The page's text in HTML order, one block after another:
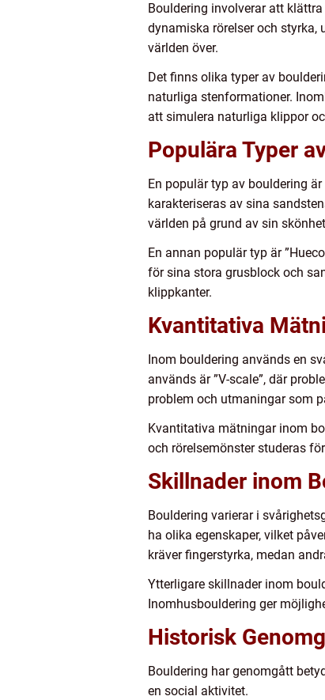
Bouldering involverar att
dynamiska rörelser och styrka,
världen över.
Det finns olika typer av
naturliga stenformationer.
att simulera naturliga klippor
Populära Typer
En populär typ av bouldering
karakteriseras av sina
världen på grund av sin
En annan populär typ är
för sina stora grusblock och
klippkanter.
Kvantitativa
Inom bouldering används en
används är ”V-scale”, där
problem och utmaningar som
Kvantitativa mätningar inom
och rörelsemönster studeras
Skillnader inom
Bouldering varierar i
ha olika egenskaper, vilket
kräver fingerstyrka, medan
Ytterligare skillnader inom
Inomhusbouldering ger
Historisk
Bouldering har genomgått
en social aktivitet.